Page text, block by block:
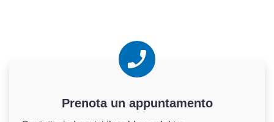
Prenota un appuntamento